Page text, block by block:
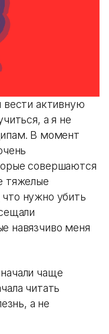
вести активную
а я не
В момент
совершаются
тяжелые
нужно убить
навязчиво меня
чаще
читать
а не